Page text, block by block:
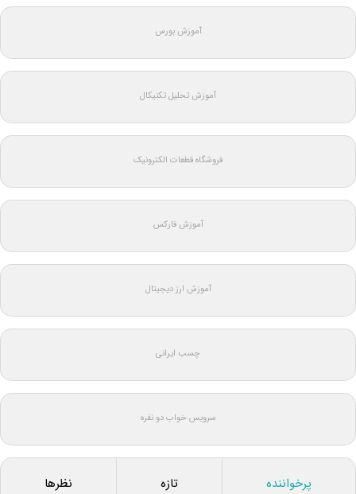
آموزش بورس
آموزش تحلیل تکنیکال
فروشگاه قطعات الکترونیک
آموزش فارکس
آموزش ارز دیجیتال
چسب ایرانی
سرویس خواب دو نفره
پرخواننده تازه نظرها